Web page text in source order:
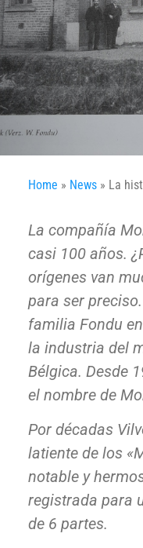
Home » News » La
La compañía
casi 100 años.
orígenes van
para ser
familia Fondu
la industria del
Bélgica. Desde
el nombre de
Por décadas
latiente de los
notable y
registrada para
de 6 partes.